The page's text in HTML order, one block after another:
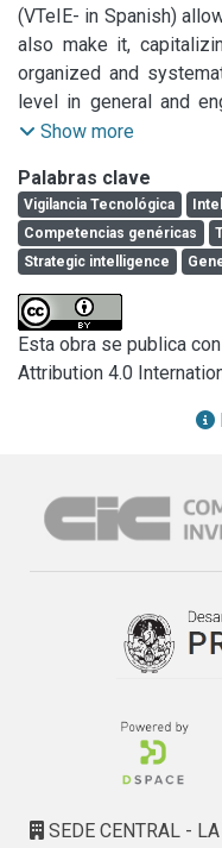
estimule llevar a cabo
posibilidad de mejorar
resolver mas
presentan en el
diseño y desarrollo de
identifica los
aplicación del
determinar distintas
eventos que podrían
Modelo de VTeIE
competencias en el
ingeniería.
(VTeIE- in Spanish)
also make it,
organized and
level in general and
cultural evidence that
final result of the
the problems in the
design and
lost.
Taking this into
possibilities are
of the SMIC PROB –
defining probable
up at the moment of
Show more
Palabras clave
Vigilancia Tecnológica
Competencias genéricas
Strategic intelligence
Esta obra se publica
Attribution 4.0
SEDE CENTRAL -